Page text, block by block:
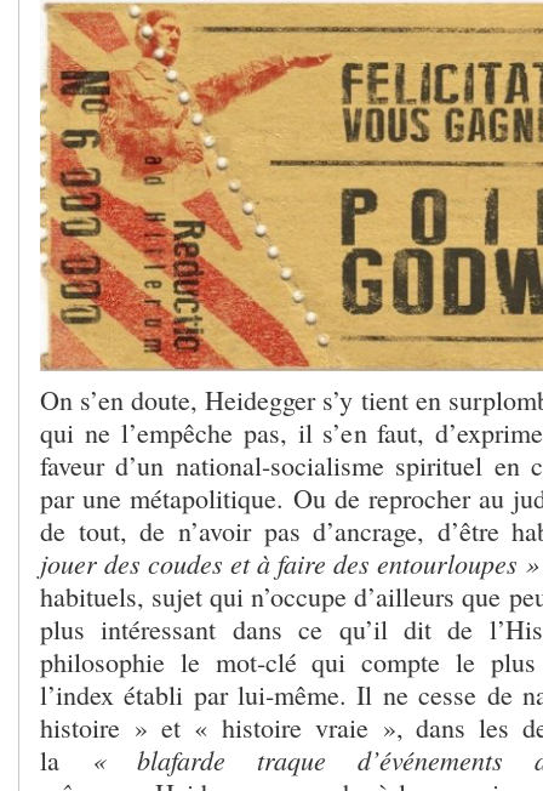
On s’en doute, Heidegger s’y tient en
qui ne l’empêche pas, il s’en faut,
faveur d’un national-socialisme spirituel en
par une métapolitique. Ou de reprocher au
de tout, de n’avoir pas d’ancrage, d’être
jouer des coudes et à faire des entourloupes
habituels, sujet qui n’occupe d’ailleurs que
plus intéressant dans ce qu’il dit de
philosophie le mot-clé qui compte le plus
l’index établi par lui-même. Il ne cesse de
histoire » et « histoire vraie », dans les
la « blafarde traque d’événements